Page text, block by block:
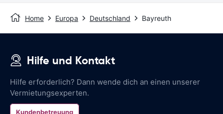
Home Europa Deutschland Bayreuth
Hilfe und Kontakt
Hilfe erforderlich? Dann wende dich an einen unserer
Vermietungsexperten.
Kundenbetreuung